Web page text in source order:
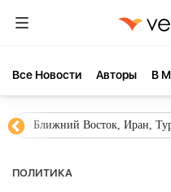
Все Новости Aвторы В
Ближний Восток, Иран,
ПОЛИТИКА